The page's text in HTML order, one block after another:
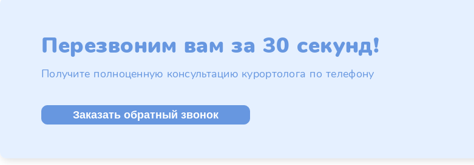
Перезвоним вам за 30 секунд!
Получите полноценную консультацию курортолога по телефону
Заказать обратный звонок